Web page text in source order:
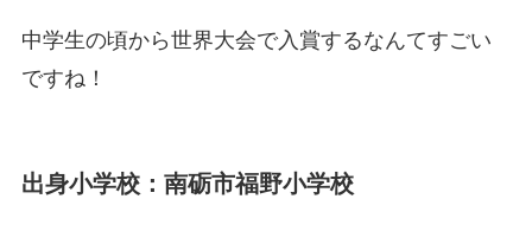
中学生の頃から世界大会で入賞するなんてすごい
ですね！
出身小学校：南砺市福野小学校